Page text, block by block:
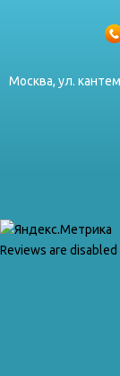
Москва, ул.
Reviews are disabled